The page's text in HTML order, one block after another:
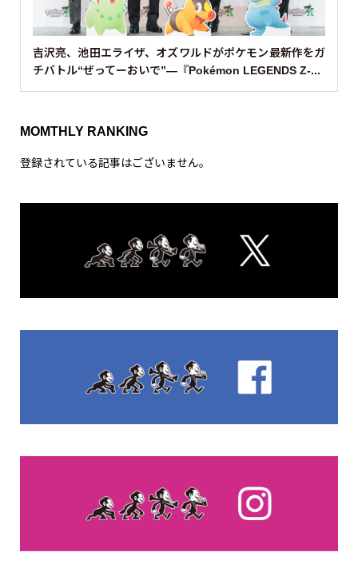
吉沢亮、池田エライザ、オズワルドがポケモン最新作をガ
チバトル“ぜってーおいで”—『Pokémon LEGENDS Z-...
MOMTHLY RANKING
登録されている記事はございません。